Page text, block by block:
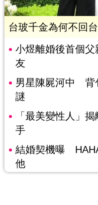
台玻千金為何不回
小煜離婚後首個
友
男星陳屍河中 背
謎
「最美變性人」
手
結婚契機曝
他